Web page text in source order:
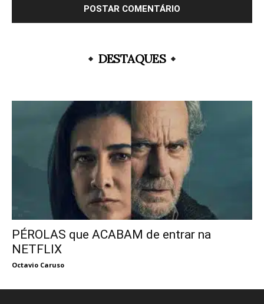
DESTAQUES
PÉROLAS que ACABAM de entrar na
NETFLIX
Octavio Caruso